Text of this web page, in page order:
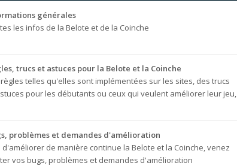
générales
les infos de la Belote et de la Coinche
trucs et astuces pour la Belote et la Coinche
règles telles qu'elles sont implémentées sur les sites, des trucs
pour les débutants ou ceux qui veulent améliorer leur jeu,
problèmes et demandes d'amélioration
d'améliorer de manière continue la Belote et la Coinche, venez
vos bugs, problèmes et demandes d'amélioration